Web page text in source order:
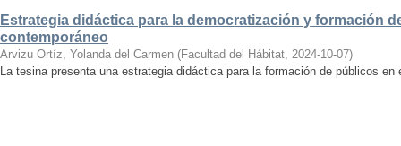
Estrategia didáctica para la democratización y formación
contemporáneo
Arvizu Ortíz, Yolanda del Carmen (Facultad del Hábitat, 2024-10-07)
La tesina presenta una estrategia didáctica para la formación de públicos en